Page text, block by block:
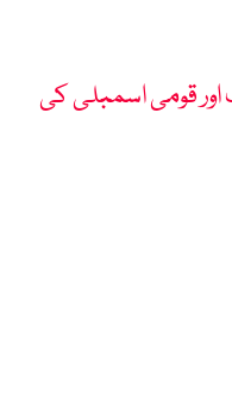
قومی اسمبلی کی